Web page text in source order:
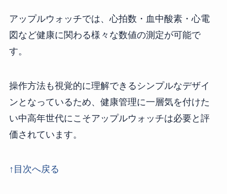
アップルウォッチでは、心拍数・血中酸素・心電
図など健康に関わる様々な数値の測定が可能で
す。
操作方法も視覚的に理解できるシンプルなデザイ
ンとなっているため、健康管理に一層気を付けた
い中高年世代にこそアップルウォッチは必要と評
価されています。
↑目次へ戻る